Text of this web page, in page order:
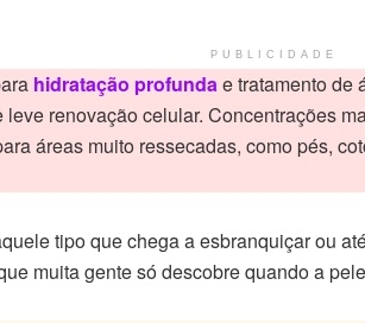
PUBLICIDADE
hidratação profundae tratamento de
renovação celular. Concentrações
áreas muito ressecadas, como pés,
tipo que chega a esbranquiçar ou
muita gente só descobre quando a